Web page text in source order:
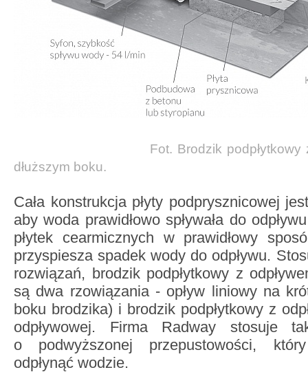
Fot. Brodzik
dłuższym boku.
Cała konstrukcja płyty podprysznicowej
aby woda prawidłowo spływała do
płytek cearmicznych w prawidłowy
przyspiesza spadek wody do odpływu.
rozwiązań, brodzik podpłytkowy z
są dwa rzowiązania - opływ liniowy na
boku brodzika) i brodzik podpłytkowy z
odpływowej. Firma Radway stosuje
o podwyższonej przepustowości,
odpłynąć wodzie.